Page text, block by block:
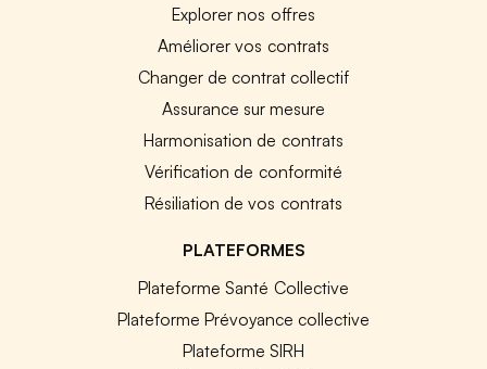
Explorer nos offres
Améliorer vos contrats
Changer de contrat collectif
Assurance sur mesure
Harmonisation de contrats
Vérification de conformité
Résiliation de vos contrats
PLATEFORMES
Plateforme Santé Collective
Plateforme Prévoyance collective
Plateforme SIRH